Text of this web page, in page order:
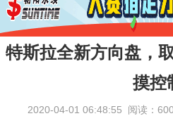
特斯拉全新方向盘，
摸控
2020-04-01 06:48:55 阅读：600